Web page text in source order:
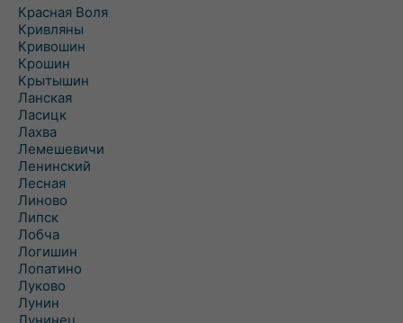
Красная Воля
Кривляны
Кривошин
Крошин
Крытышин
Ланская
Ласицк
Лахва
Лемешевичи
Ленинский
Лесная
Линово
Липск
Лобча
Логишин
Лопатино
Луково
Лунин